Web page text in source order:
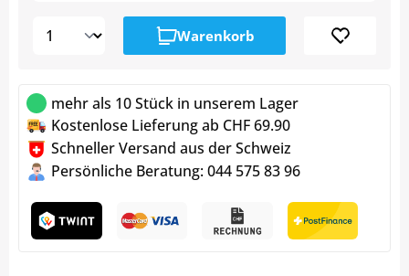
Warenkorb
mehr als 10 Stück in unserem Lager
Kostenlose Lieferung ab CHF 69.90
Schneller Versand aus der Schweiz
Persönliche Beratung: 044 575 83 96